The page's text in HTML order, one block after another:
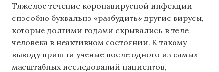
Тяжелое течение коронавирусной инфекции
способно буквально «разбудить» другие вирусы,
которые долгими годами скрывались в теле
человека в неактивном состоянии. К такому
выводу пришли ученые после одного из самых
масштабных исследований пациентов,